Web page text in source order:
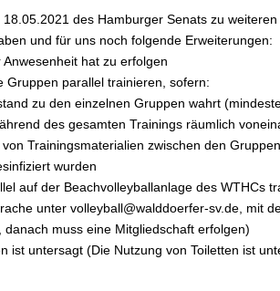
des Hamburger Senats zu
und für uns noch folgende Erweiterungen:
hat zu erfolgen
Gruppen parallel trainieren, sofern:
zu den einzelnen Gruppen wahrt
des gesamten Trainings räumlich
von Trainingsmaterialien zwischen den
wurden
auf der Beachvolleyballanlage des WTHCs
unter volleyball@walddoerfer-sv.de, mit
muss eine Mitgliedschaft erfolgen)
ist untersagt (Die Nutzung von Toiletten ist